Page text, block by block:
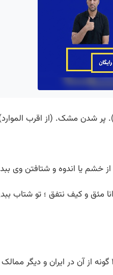
شدن مشک. (از اقرب
خشم یا اندوه و شتافتن وی
و کیف نتفق ؛ تو شتاب